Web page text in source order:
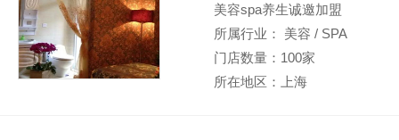
美容spa养生诚邀加盟
所属行业： 美容 / SPA
门店数量：100家
所在地区：上海